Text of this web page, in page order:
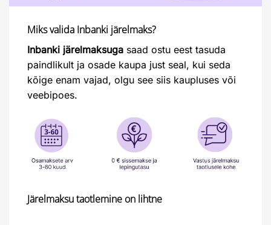
Miks valida Inbanki järelmaks?
Inbanki järelmaksuga saad ostu eest tasuda
paindlikult ja osade kaupa just seal, kui seda
kõige enam vajad, olgu see siis kaupluses või
veebipoes.
Järelmaksu taotlemine on lihtne